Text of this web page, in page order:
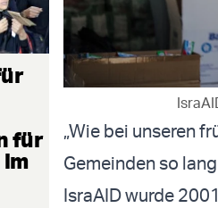
für
„Wie bei unseren
Gemeinden so
IsraAID wurde